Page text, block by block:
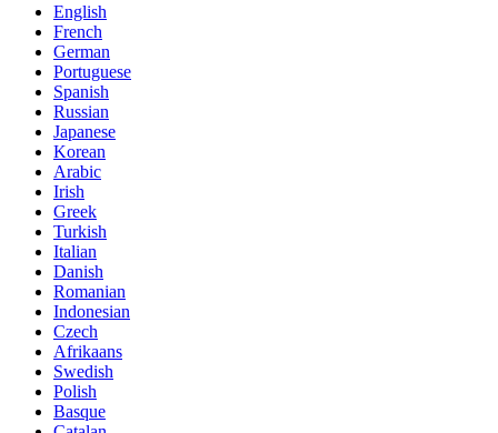
English
French
German
Portuguese
Spanish
Russian
Japanese
Korean
Arabic
Irish
Greek
Turkish
Italian
Danish
Romanian
Indonesian
Czech
Afrikaans
Swedish
Polish
Basque